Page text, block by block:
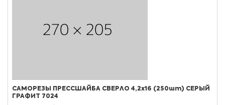
САМОРЕЗЫ ПРЕССШАЙБА СВЕРЛО 4,2х16 (250шт) СЕРЫЙ
ГРАФИТ 7024